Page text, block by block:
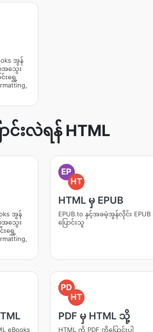
အွန်
အသွေး
းရွှေ့
ာင်းလဲရန် HTML
အွန်
အသွေး
းရွှေ့
EP
HT
HTML မှ EPUB
EPUB.to နှင့်အခမဲ့အွန်လိုင်း
ပြောင်းသူ
eBooks
PD
HT
PDF မှ HTML သို့
HTML ကို PDF ကိုပြောင်းပါ